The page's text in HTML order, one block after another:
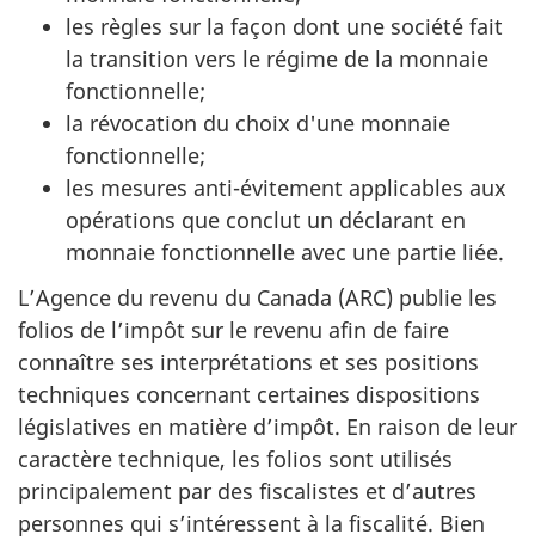
les règles sur la façon dont une société fait
la transition vers le régime de la monnaie
fonctionnelle;
la révocation du choix d'une monnaie
fonctionnelle;
les mesures anti-évitement applicables aux
opérations que conclut un déclarant en
monnaie fonctionnelle avec une partie liée.
L’Agence du revenu du Canada (ARC) publie les
folios de l’impôt sur le revenu afin de faire
connaître ses interprétations et ses positions
techniques concernant certaines dispositions
législatives en matière d’impôt. En raison de leur
caractère technique, les folios sont utilisés
principalement par des fiscalistes et d’autres
personnes qui s’intéressent à la fiscalité. Bien